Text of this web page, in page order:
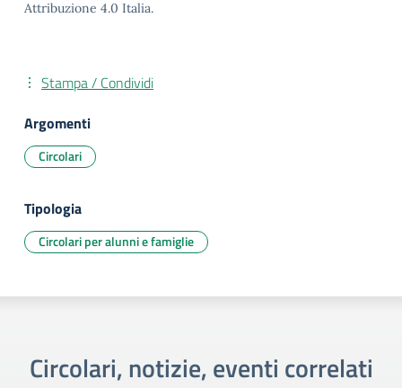
Attribuzione 4.0 Italia.
Stampa / Condividi
Argomenti
Circolari
Tipologia
Circolari per alunni e famiglie
Circolari, notizie, eventi correlati